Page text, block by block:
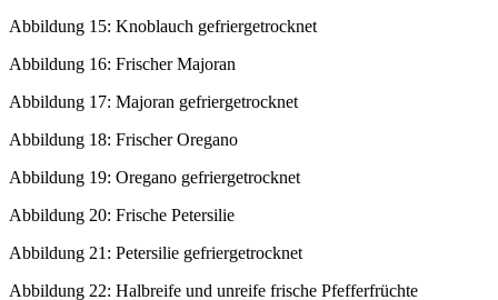
Abbildung 15: Knoblauch gefriergetrocknet
Abbildung 16: Frischer Majoran
Abbildung 17: Majoran gefriergetrocknet
Abbildung 18: Frischer Oregano
Abbildung 19: Oregano gefriergetrocknet
Abbildung 20: Frische Petersilie
Abbildung 21: Petersilie gefriergetrocknet
Abbildung 22: Halbreife und unreife frische Pfefferfrüchte